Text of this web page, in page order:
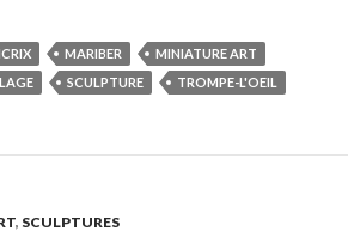
MARIBER
MINIATURE ART
SCULPTURE TROMPE-L'OEIL
, SCULPTURES